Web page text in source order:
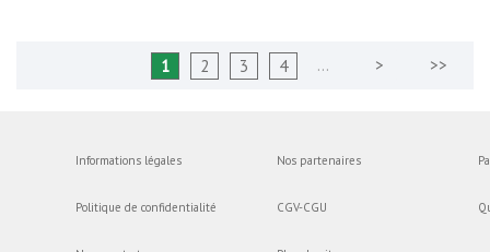
1 2 3 4 …
Informations légales
Politique de confidentialité
Nos partenaires
CGV-CGU